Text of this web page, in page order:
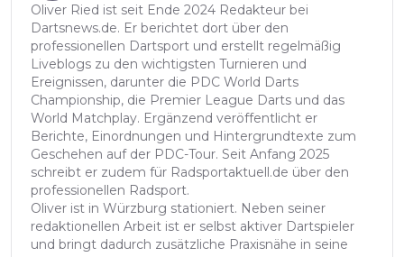
Oliver Ried ist seit Ende 2024 Redakteur bei
Dartsnews.de. Er berichtet dort über den
professionellen Dartsport und erstellt regelmäßig
Liveblogs zu den wichtigsten Turnieren und
Ereignissen, darunter die PDC World Darts
Championship, die Premier League Darts und das
World Matchplay. Ergänzend veröffentlicht er
Berichte, Einordnungen und Hintergrundtexte zum
Geschehen auf der PDC-Tour. Seit Anfang 2025
schreibt er zudem für Radsportaktuell.de über den
professionellen Radsport.
Oliver ist in Würzburg stationiert. Neben seiner
redaktionellen Arbeit ist er selbst aktiver Dartspieler
und bringt dadurch zusätzliche Praxisnähe in seine